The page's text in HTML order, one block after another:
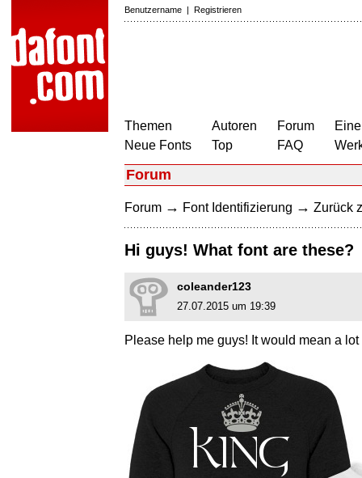
Benutzername | Registrieren
Themen
Neue Fonts
Autoren
Top
Forum
FAQ
Forum
Forum → Font Identifizierung → Zurück
Hi guys! What font are these?
coleander123
27.07.2015 um 19:39
Please help me guys! It would mean a lot